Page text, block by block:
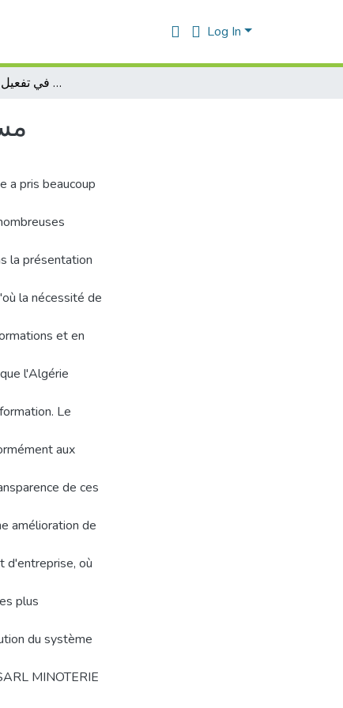
Log In
مساهمة النظام المحاسبي المالي في تفعيل حوكمة الشركات
a pris beaucoup
la présentation
la nécessité de
et en
l'Algérie
Le
aux
de ces
amélioration de
d'entreprise, où
plus
du système
MINOTERIE